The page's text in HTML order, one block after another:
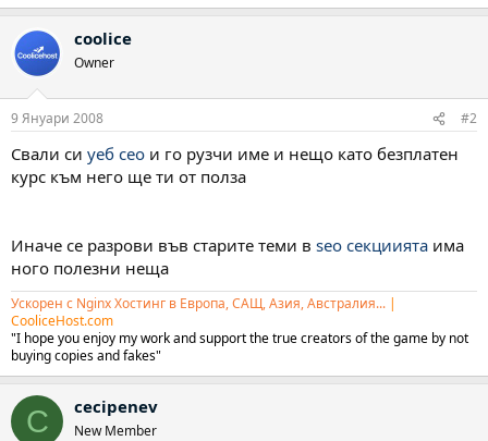
coolice
Owner
9 Януари 2008 #2
Свали си уеб сео и го рузчи име и нещо като безплатен
курс към него ще ти от полза
Иначе се разрови във старите теми в seo секциията има
ного полезни неща
Ускорен с Nginx Хостинг в Европа, САЩ, Азия, Австралия... |
CooliceHost.com
"I hope you enjoy my work and support the true creators of the game by not
buying copies and fakes"
C cecipenev
New Member